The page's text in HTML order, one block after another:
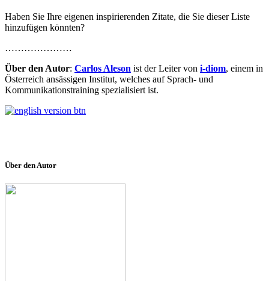
Haben Sie Ihre eigenen inspirierenden Zitate, die Sie dieser Liste
hinzufügen könnten?
…………………
Über den Autor: Carlos Aleson ist der Leiter von i-diom, einem in
Österreich ansässigen Institut, welches auf Sprach- und
Kommunikationstraining spezialisiert ist.
Über den Autor